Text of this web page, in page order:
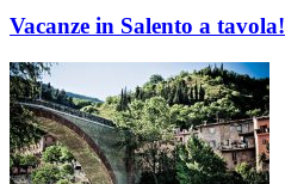
Vacanze in Salento a tavola!